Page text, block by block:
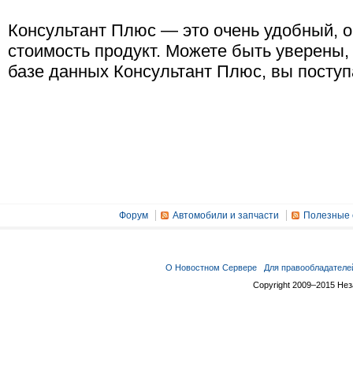
Консультант Плюс — это очень удобный,
стоимость продукт. Можете быть
базе данных Консультант Плюс, вы
Форум Автомобили и запчасти Полезные
О Новостном Сервере
Для
Copyright 2009–2015